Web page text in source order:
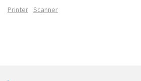
Printer Scanner